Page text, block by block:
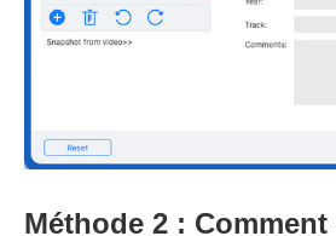
Méthode 2 :